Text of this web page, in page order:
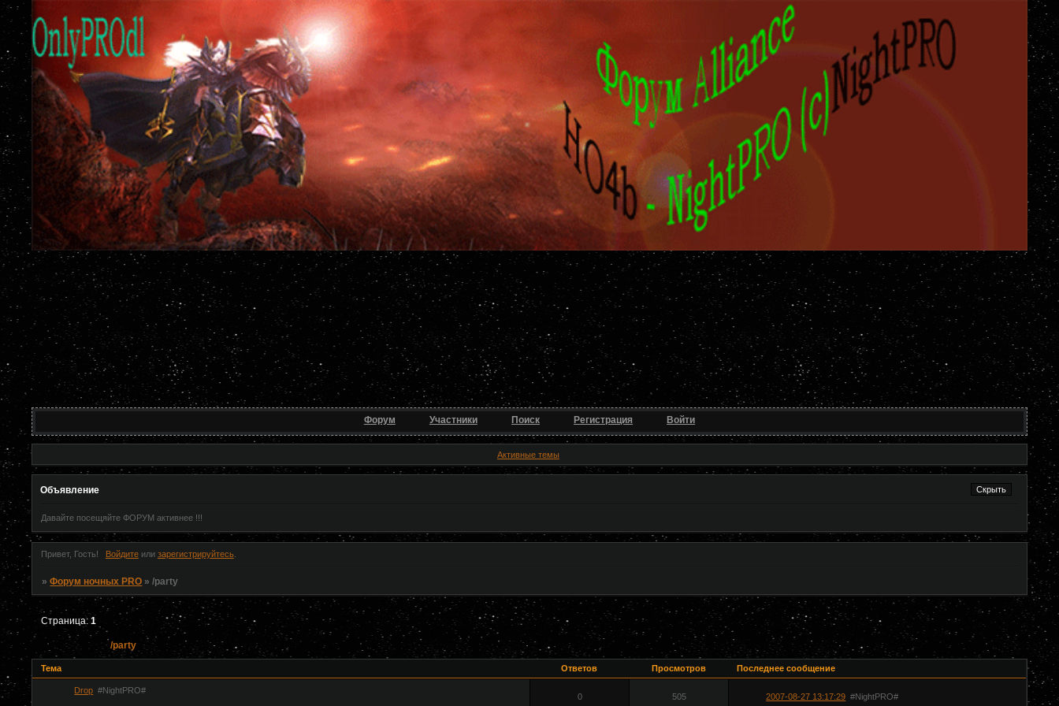
Форум Участники Поиск Регистрация Войти
Активные темы
Объявление
Давайте посещяйте ФОРУМ активнее !!!
Привет, Гость! Войдитеили зарегистрируйтесь.
»Форум ночных PRO »/party
/party
Страница:1
Тема Ответов Просмотров Последнее сообщение
Drop #NightPRO#
0 505 2007-08-27 13:17:29 #NightPRO#